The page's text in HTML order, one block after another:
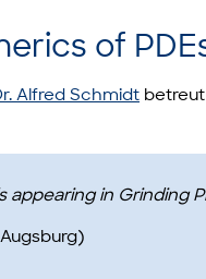
of
Alfred Schmidt
in Grinding